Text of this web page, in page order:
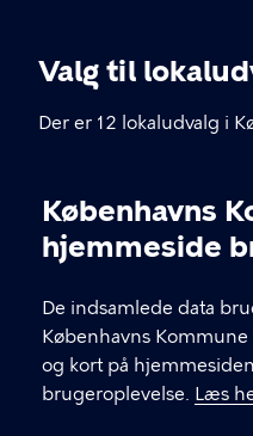
Københavns
hjemmeside
De indsamlede data
Københavns
og kort på
brugeroplevelse. Læs
Valg til
Der er 12 lokaludvalg i
kontaktoplysninger
Københavns
København V